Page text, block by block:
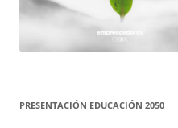
PRESENTACIÓN EDUCACIÓN 2050